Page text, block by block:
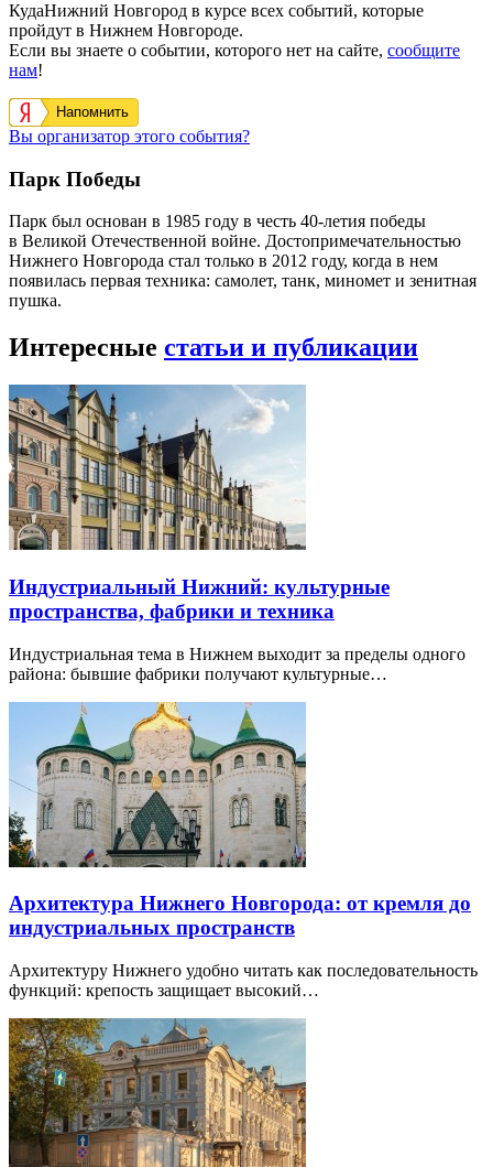
КудаНижний Новгород в курсе всех событий, которые
пройдут в Нижнем Новгороде.
Если вы знаете о событии, которого нет на сайте, сообщите
нам!
Напомнить
Вы организатор этого события?
Парк Победы
Парк был основан в 1985 году в честь 40-летия победы
в Великой Отечественной войне. Достопримечательностью
Нижнего Новгорода стал только в 2012 году, когда в нем
появилась первая техника: самолет, танк, миномет и зенитная
пушка.
Интересные статьи и публикации
Индустриальный Нижний: культурные
пространства, фабрики и техника
Индустриальная тема в Нижнем выходит за пределы одного
района: бывшие фабрики получают культурные…
Архитектура Нижнего Новгорода: от кремля до
индустриальных пространств
Архитектуру Нижнего удобно читать как последовательность
функций: крепость защищает высокий…